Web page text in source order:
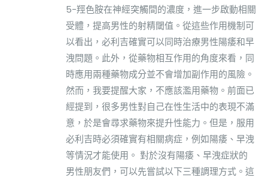
5-羥色胺在神經突觸間的濃度，進一步啟動相關
受體，提高男性的射精閾值。從這些作用機制可
以看出，必利吉確實可以同時治療男性陽痿和早
洩問題。此外，從藥物相互作用的角度來看，同
時應用兩種藥物成分並不會增加副作用的風險。
然而，我要提醒大家，不應該濫用藥物。前面已
經提到，很多男性對自己在性生活中的表現不滿
意，於是會尋求藥物來提升性能力。但是，服用
必利吉時必須確實有相關病症，例如陽痿、早洩
等情況才能使用。 對於沒有陽痿、早洩症狀的
男性朋友們，可以先嘗試以下三種調理方式。這